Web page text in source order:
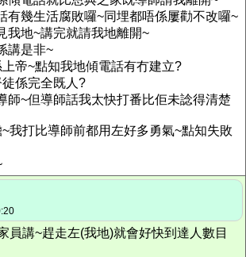
有幾生活腐敗囉~同埋都唔係屢勸不改囉~
我地~講完就請我地離開~
講是非~
帝~點知我地傾電話有冇建立?
係完全既人?
師~但導師話我太快打番比佢未諗得清楚
我打比導師前都用左好多勇氣~點知失敗
員講~趕走左(我地)就會好快到達人數目